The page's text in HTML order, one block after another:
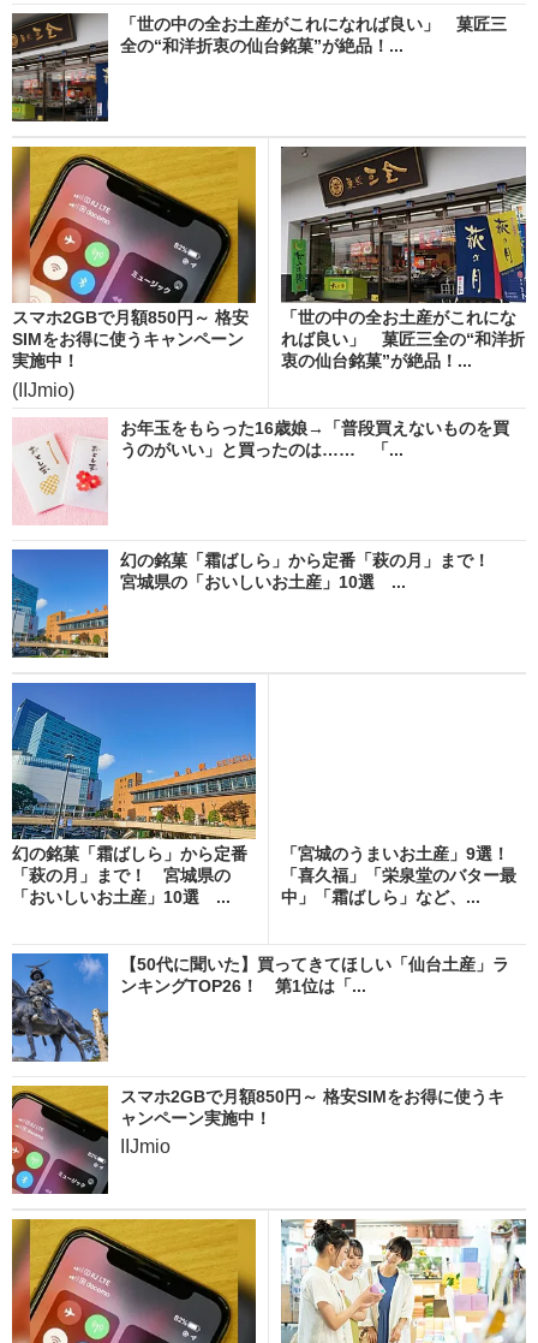
「世の中の全お土産がこれになれば良い」 菓匠三
全の“和洋折衷の仙台銘菓”が絶品！...
スマホ2GBで月額850円～ 格安
SIMをお得に使うキャンペーン
実施中！
(IIJmio)
「世の中の全お土産がこれにな
れば良い」 菓匠三全の“和洋折
衷の仙台銘菓”が絶品！...
お年玉をもらった16歳娘→「普段買えないものを買
うのがいい」と買ったのは…… 「...
幻の銘菓「霜ばしら」から定番「萩の月」まで！
宮城県の「おいしいお土産」10選 ...
幻の銘菓「霜ばしら」から定番
「萩の月」まで！ 宮城県の
「おいしいお土産」10選 ...
「宮城のうまいお土産」9選！
「喜久福」「栄泉堂のバター最
中」「霜ばしら」など、...
【50代に聞いた】買ってきてほしい「仙台土産」ラ
ンキングTOP26！ 第1位は「...
スマホ2GBで月額850円～ 格安SIMをお得に使うキ
ャンペーン実施中！
IIJmio